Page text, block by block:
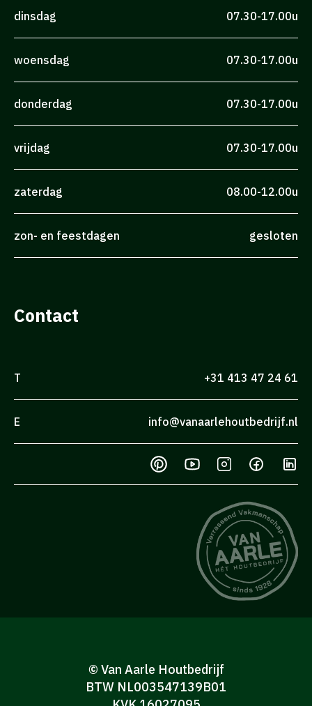
dinsdag 07.30-17.00u
woensdag 07.30-17.00u
donderdag 07.30-17.00u
vrijdag 07.30-17.00u
zaterdag 08.00-12.00u
zon- en feestdagen gesloten
Contact
T +31 413 47 24 61
E info@vanaarlehoutbedrijf.nl
© Van Aarle Houtbedrijf
BTW NL003547139B01